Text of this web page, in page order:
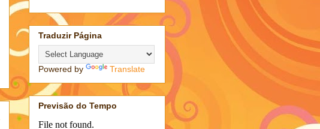
Traduzir Página
Powered by Translate
Previsão do Tempo